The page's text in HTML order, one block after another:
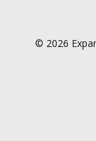
© 2026